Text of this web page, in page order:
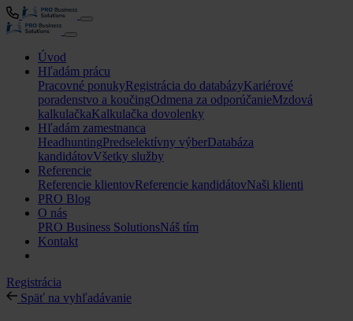
Úvod
Hľadám prácu
Pracovné ponukyRegistrácia do databázyKariérové
poradenstvo a koučingOdmena za odporúčanieMzdová
kalkulačkaKalkulačka dovolenky
Hľadám zamestnanca
HeadhuntingPredselektívny výberDatabáza
kandidátovVšetky služby
Referencie
Referencie klientovReferencie kandidátovNaši klienti
PRO Blog
O nás
PRO Business SolutionsNáš tím
Kontakt
Registrácia
Späť na vyhľadávanie